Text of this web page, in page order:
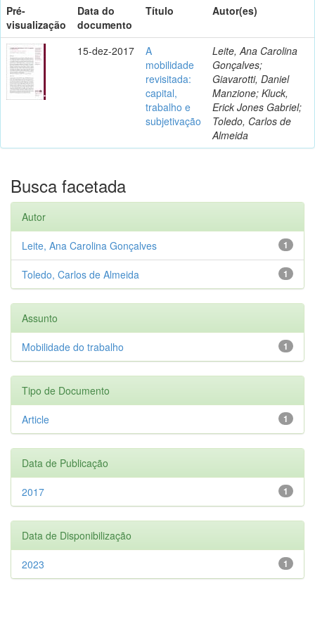
Pré-
visualização
Data do
documento
Título Autor(es)
15-dez-2017
A
mobilidade
revisitada:
capital,
trabalho e
subjetivação
Leite, Ana Carolina
Gonçalves;
Giavarotti, Daniel
Manzione; Kluck,
Erick Jones Gabriel;
Toledo, Carlos de
Almeida
Busca facetada
Autor
1
Leite, Ana Carolina Gonçalves
1
Toledo, Carlos de Almeida
Assunto
1
Mobilidade do trabalho
Tipo de Documento
1
Article
Data de Publicação
1
2017
Data de Disponibilização
1
2023